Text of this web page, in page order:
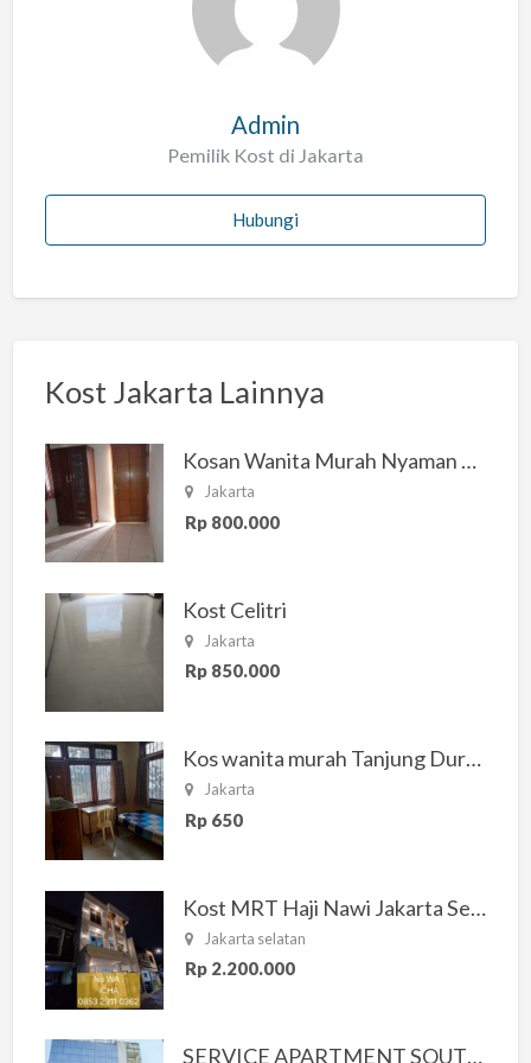
Admin
Pemilik Kost di Jakarta
Hubungi
Kost Jakarta Lainnya
Kosan Wanita Murah Nyaman di Jakarta Selatan
Jakarta
Rp 800.000
Kost Celitri
Jakarta
Rp 850.000
Kos wanita murah Tanjung Duren Jakarta Barat
Jakarta
Rp 650
Kost MRT Haji Nawi Jakarta Selatan
Jakarta selatan
Rp 2.200.000
SERVICE APARTMENT SOUTH RESIDENCE